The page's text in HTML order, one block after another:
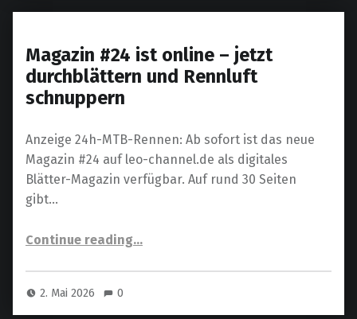
Magazin #24 ist online – jetzt
durchblättern und Rennluft
schnuppern
Anzeige 24h-MTB-Rennen: Ab sofort ist das neue
Magazin #24 auf leo-channel.de als digitales
Blätter-Magazin verfügbar. Auf rund 30 Seiten
gibt…
Continue reading“Magazin #24 ist online – jetzt durchblättern und Rennluft schnuppern”
…
2. Mai 2026 0